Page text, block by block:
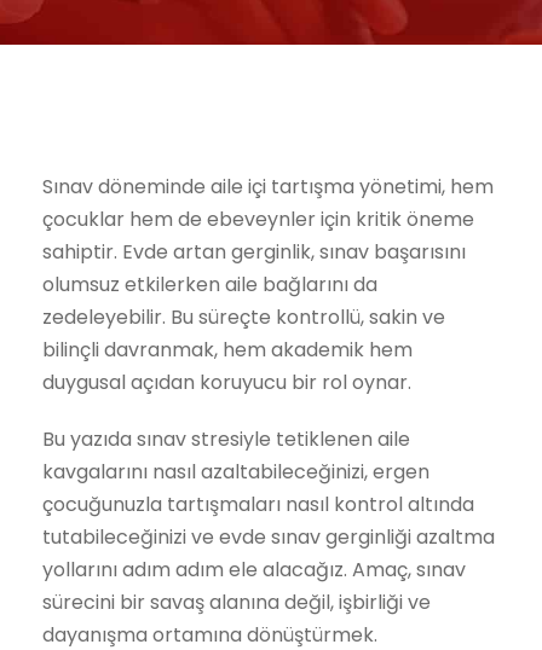
Sınav döneminde aile içi tartışma yönetimi, hem
çocuklar hem de ebeveynler için kritik öneme
sahiptir. Evde artan gerginlik, sınav başarısını
olumsuz etkilerken aile bağlarını da
zedeleyebilir. Bu süreçte kontrollü, sakin ve
bilinçli davranmak, hem akademik hem
duygusal açıdan koruyucu bir rol oynar.
Bu yazıda sınav stresiyle tetiklenen aile
kavgalarını nasıl azaltabileceğinizi, ergen
çocuğunuzla tartışmaları nasıl kontrol altında
tutabileceğinizi ve evde sınav gerginliği azaltma
yollarını adım adım ele alacağız. Amaç, sınav
sürecini bir savaş alanına değil, işbirliği ve
dayanışma ortamına dönüştürmek.